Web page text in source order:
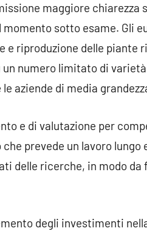
maggiore chiarezza
sotto esame. Gli
e riproduzione delle piante
numero limitato di
aziende di media
e di valutazione per
prevede un lavoro
delle ricerche, in modo da
degli investimenti